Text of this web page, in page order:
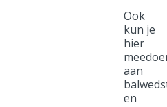
Ook
kun je
hier
aan
en